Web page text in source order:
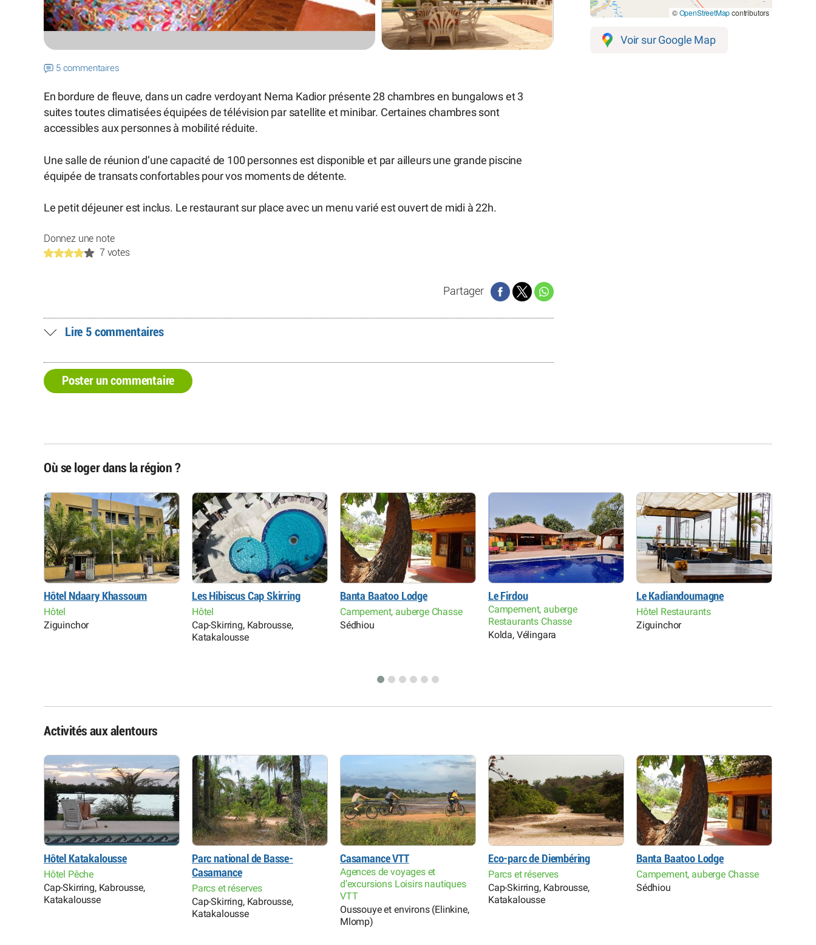
5 commentaires
En bordure de fleuve, dans un cadre verdoyant Nema Kadior présente 28 chambres en bungalows et 3
suites toutes climatisées équipées de télévision par satellite et minibar. Certaines chambres sont
accessibles aux personnes à mobilité réduite.
Une salle de réunion d’une capacité de 100 personnes est disponible et par ailleurs une grande piscine
équipée de transats confortables pour vos moments de détente.
Le petit déjeuner est inclus. Le restaurant sur place avec un menu varié est ouvert de midi à 22h.
Donnez une note
7 votes
Partager
Lire 5 commentaires
Poster un commentaire
©OpenStreetMapcontributors
Voir sur Google Map
Où se loger dans la région ?
Hôtel Ndaary Khassoum
Hôtel
Ziguinchor
Les Hibiscus Cap Skirring
Hôtel
Cap-Skirring, Kabrousse,
Katakalousse
Banta Baatoo Lodge
Campement, auberge Chasse
Sédhiou
Le Firdou
Campement, auberge
Restaurants Chasse
Kolda, Vélingara
Le Kadiandoumagne
Hôtel Restaurants
Ziguinchor
Activités aux alentours
Hôtel Katakalousse
Hôtel Pêche
Cap-Skirring, Kabrousse,
Katakalousse
Parc national de Basse-
Casamance
Parcs et réserves
Cap-Skirring, Kabrousse,
Katakalousse
Casamance VTT
Agences de voyages et
d’excursions Loisirs nautiques
VTT
Oussouye et environs (Elinkine,
Mlomp)
Eco-parc de Diembéring
Parcs et réserves
Cap-Skirring, Kabrousse,
Katakalousse
Banta Baatoo Lodge
Campement, auberge Chasse
Sédhiou